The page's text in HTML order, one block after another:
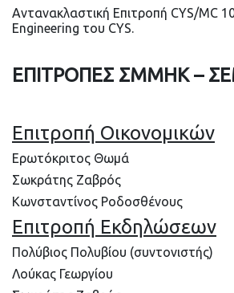
Αντανακλαστική Επιτροπή CYS/MC
Engineering του CYS.
ΕΠΙΤΡΟΠΕΣ ΣΜΜΗΚ –
Επιτροπή Οικονομικών
Ερωτόκριτος Θωμά
Σωκράτης Ζαβρός
Κωνσταντίνος Ροδοσθένους
Επιτροπή Εκδηλώσεων
Πολύβιος Πολυβίου (συντονιστής)
Λούκας Γεωργίου